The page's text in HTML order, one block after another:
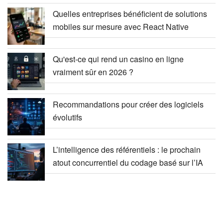
Quelles entreprises bénéficient de solutions
mobiles sur mesure avec React Native
Qu'est-ce qui rend un casino en ligne
vraiment sûr en 2026 ?
Recommandations pour créer des logiciels
évolutifs
L’intelligence des référentiels : le prochain
atout concurrentiel du codage basé sur l’IA